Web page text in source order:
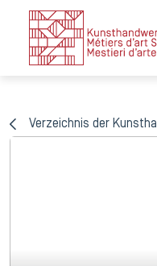
Verzeichnis der